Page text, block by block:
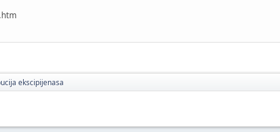
ekscipijenasa